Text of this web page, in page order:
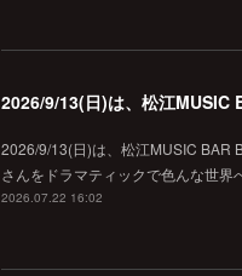
2026/9/13(日)は、松江MUSIC
2026/9/13(日)は、松江MUSIC BAR
さんをドラマティックで色んな世
2026.07.22 16:02